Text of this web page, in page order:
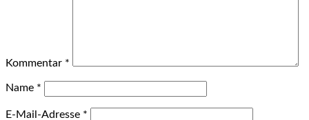
Kommentar *
Name *
E-Mail-Adresse *